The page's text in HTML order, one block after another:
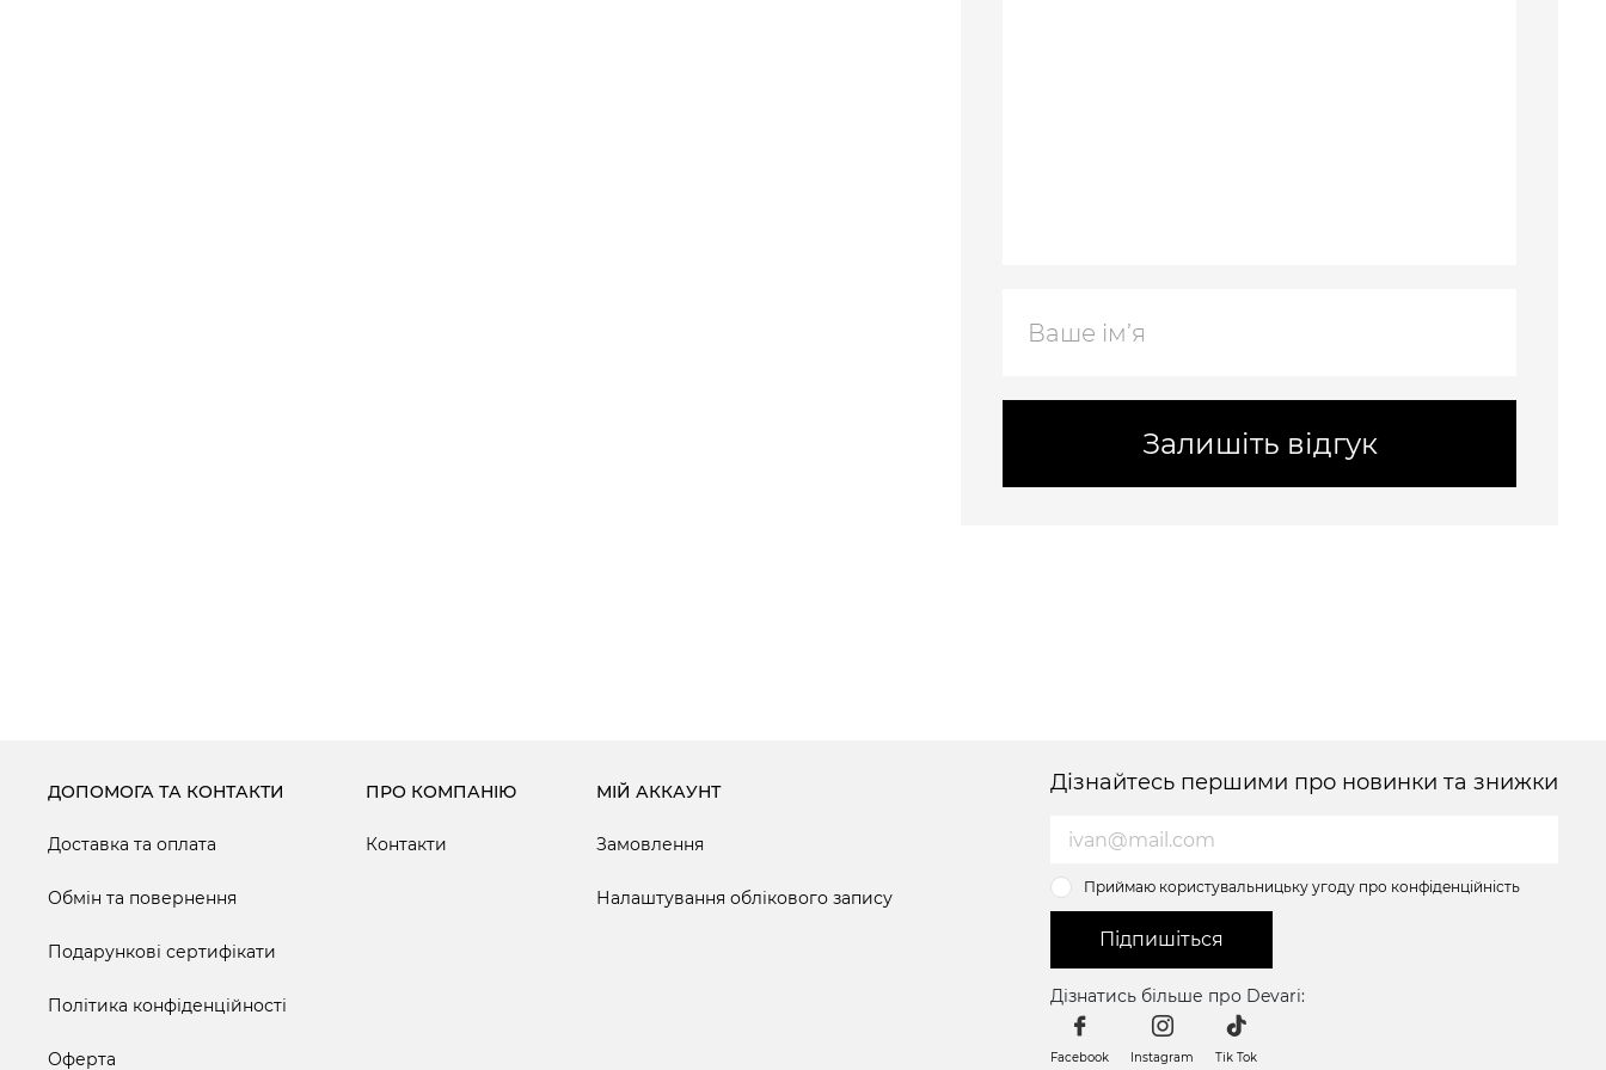
Залишіть відгук
ДОПОМОГА ТА КОНТАКТИ
Доставка та оплата
Обмін та повернення
Подарункові сертифікати
Політика конфіденційності
Оферта
ПРО КОМПАНІЮ
Контакти
МІЙ АККАУНТ
Замовлення
Налаштування облікового запису
Дізнайтесь першими про новинки та знижки
Приймаю користувальницьку угоду про конфіденційність
Підпишіться
Дізнатись більше про Devari:
Facebook Instagram Tik Tok